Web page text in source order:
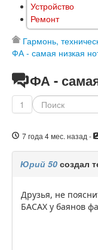
Устройство
Ремонт
Гармонь,
ФА - самая низкая
ФА -
1
7 года 4 мес. назад -
Юрий 50 создал
Друзья, не
БАСАХ у баянов